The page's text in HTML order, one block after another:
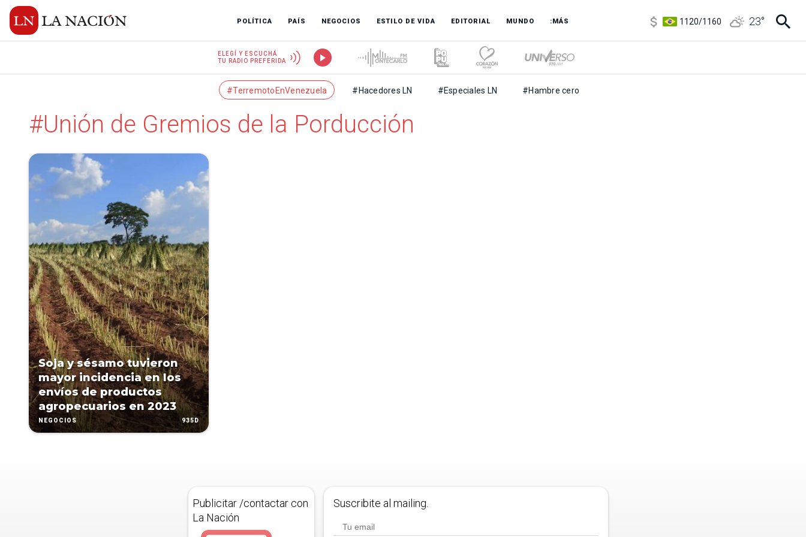
POLÍTICA PAÍS NEGOCIOS ESTILO DE VIDA EDITORIAL MUNDO :MÁS
1120/1160
23°
ELEGÍ Y ESCUCHÁ
TU RADIO PREFERIDA
#TerremotoEnVenezuela #Hacedores LN #Especiales LN #Hambre cero
#Unión de Gremios de la Porducción
Soja y sésamo tuvieron
mayor incidencia en los
envíos de productos
agropecuarios en 2023
NEGOCIOS 935D
Publicitar /contactar con
La Nación
Suscribite al mailing.